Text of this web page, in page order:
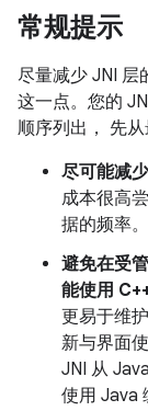
常规提示
尽量减少 JNI 层
这一点。您的
顺序列出， 先
尽可能减
成本很高
据的频率。
避免在受
能使用
更易于维
新与界面
JNI 从
使用 Java